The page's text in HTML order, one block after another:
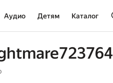
Аудио Детям Каталог